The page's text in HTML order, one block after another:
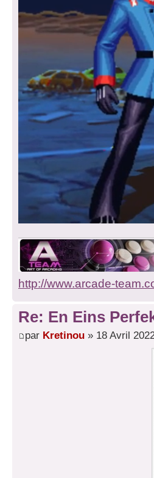
http://www.arcade-
Re: En Eins
par Kretinou » 18 Avril